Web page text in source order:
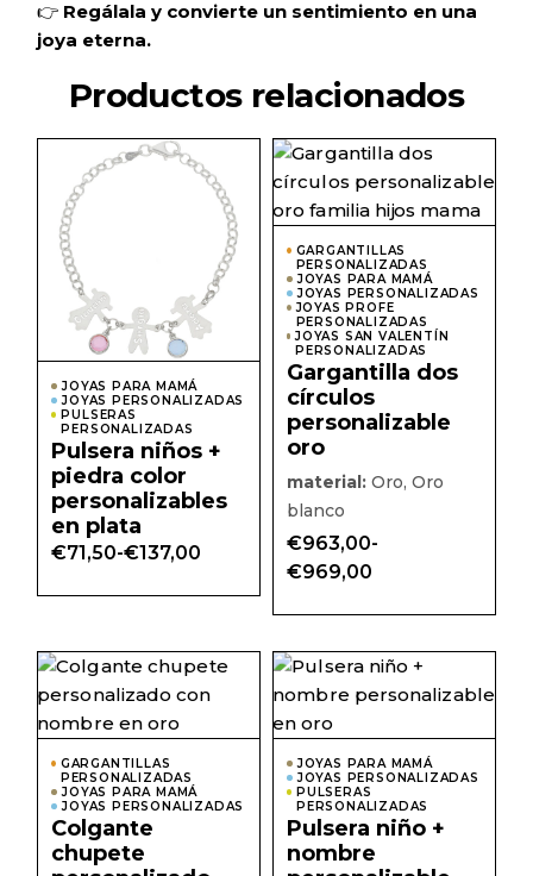
👉 Regálala y convierte un sentimiento en una
joya eterna.
Productos relacionados
Este
producto
múltiples
variantes.
opciones
pueden
elegir
la
página
producto
JOYAS PARA MAMÁ
JOYAS PERSONALIZADAS
PULSERAS
PERSONALIZADAS
Pulsera niños +
piedra color
personalizables
en plata
€71,50-€137,00
Rango
precios:
hasta
€137,00
GARGANTILLAS
PERSONALIZADAS
JOYAS PARA MAMÁ
JOYAS PERSONALIZADAS
JOYAS PROFE
PERSONALIZADAS
JOYAS SAN VALENTÍN
PERSONALIZADAS
Gargantilla dos
círculos
personalizable
oro
material:Oro, Oro
blanco
€963,00-
€969,00
Rango
de
desde
hasta
€969,00
Este
producto
múltiples
variantes.
opciones
pueden
elegir
GARGANTILLAS
PERSONALIZADAS
JOYAS PARA MAMÁ
JOYAS PERSONALIZADAS
Colgante
chupete
JOYAS PARA MAMÁ
JOYAS PERSONALIZADAS
PULSERAS
PERSONALIZADAS
Pulsera niño +
nombre